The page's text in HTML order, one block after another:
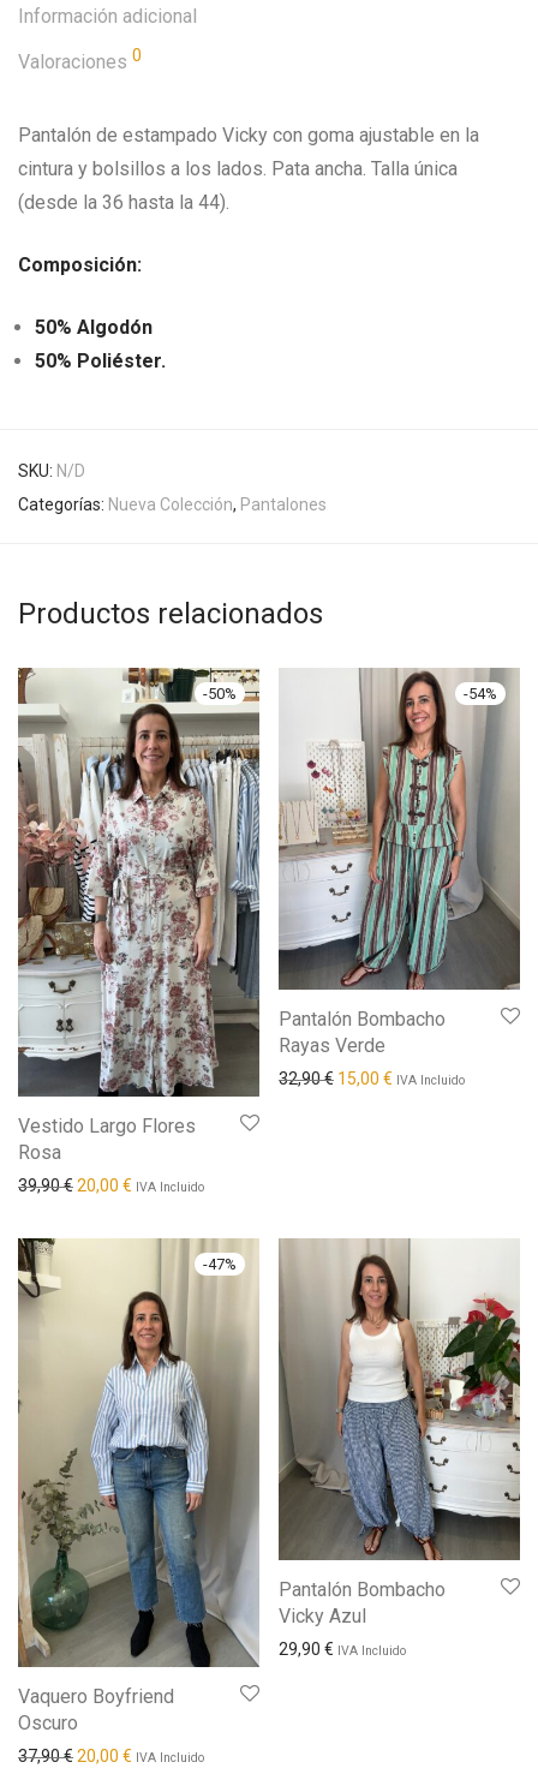
Información adicional
Valoraciones 0
Pantalón de estampado Vicky con goma ajustable en la
cintura y bolsillos a los lados. Pata ancha. Talla única
(desde la 36 hasta la 44).
Composición:
50% Algodón
50% Poliéster.
SKU: N/D
Categorías: Nueva Colección, Pantalones
Productos relacionados
-50%
Vestido Largo Flores
Rosa
39,90€El precio original era: 39,90 €.
20,00 € El precio actual es: 20,00 €.
IVA Incluido
-54%
Pantalón Bombacho
Rayas Verde
32,90€ El precio original era:
15,00 € El precio actual es:
IVA Incluido
-47%
Vaquero Boyfriend
Oscuro
37,90€El precio original era: 37,90 €.
20,00 € El precio actual es: 20,00 €.
IVA Incluido
Pantalón Bombacho
Vicky Azul
29,90 € IVA Incluido